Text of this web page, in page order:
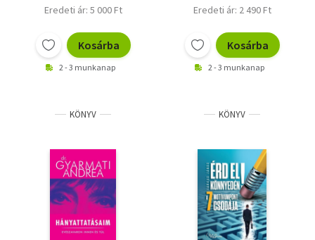
Eredeti ár: 5 000 Ft
Kosárba
2 - 3 munkanap
Eredeti ár: 2 490 Ft
Kosárba
2 - 3 munkanap
KÖNYV KÖNYV